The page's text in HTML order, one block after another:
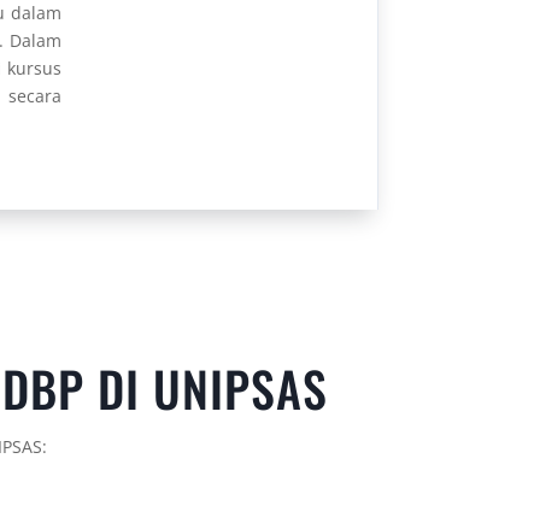
dalam
Dalam
DI UNIPSAS